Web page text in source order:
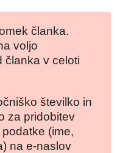
članka.
voljo
članka v celoti
številko in
za pridobitev
(ime,
na e-naslov